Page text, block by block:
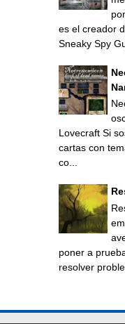
es el creador
Sneaky Spy
Lovecraft Si
cartas con
co...
poner a
resolver